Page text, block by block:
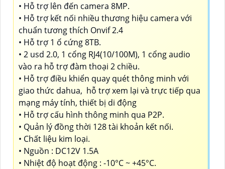
• Hỗ trợ lên đến camera 8MP.
• Hỗ trợ kết nối nhiều thương hiệu camera với
chuẩn tương thích Onvif 2.4
• Hỗ trợ 1 ổ cứng 8TB.
• 2 usd 2.0, 1 cổng RJ4(10/100M), 1 cổng audio
vào ra hỗ trợ đàm thoại 2 chiều.
• Hỗ trợ điều khiển quay quét thông minh với
giao thức dahua, hỗ trợ xem lại và trực tiếp qua
mạng máy tính, thiết bị di động
• Hỗ trợ cấu hình thông minh qua P2P.
• Quản lý đồng thời 128 tài khoản kết nối.
• Chất liệu kim loại.
• Nguồn : DC12V 1.5A
• Nhiệt độ hoạt động : -10°C ~ +45°C.